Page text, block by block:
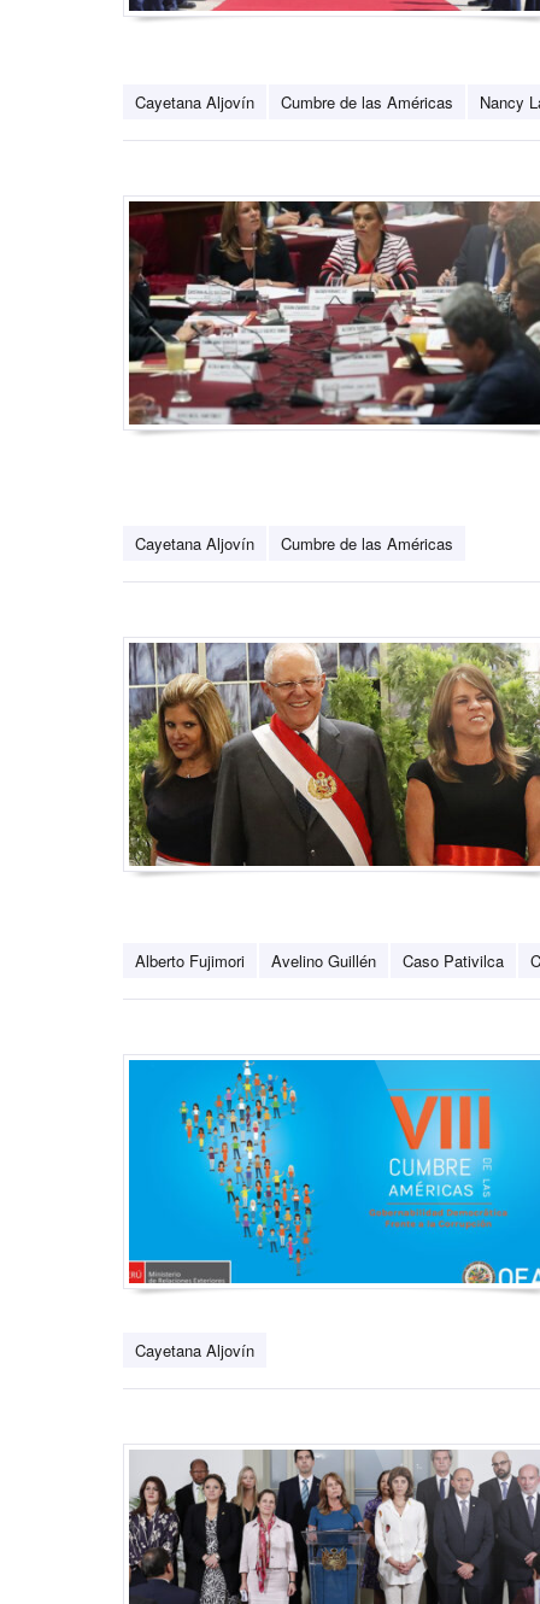
Cayetana Aljovín Cumbre de las Américas Nancy
Cayetana Aljovín Cumbre de las Américas
Alberto Fujimori Avelino Guillén Caso Pativilca
Cayetana Aljovín